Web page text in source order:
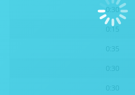
0:30
0:15
0:35
0:30
0:30